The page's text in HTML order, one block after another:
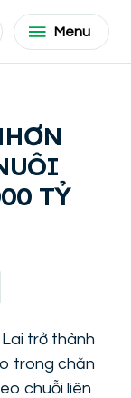
Menu
TỶ
trở thành
trong chăn
chuỗi liên